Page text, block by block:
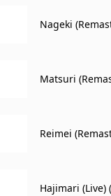
Nageki
Matsuri
Reimei
Hajimari (Live)